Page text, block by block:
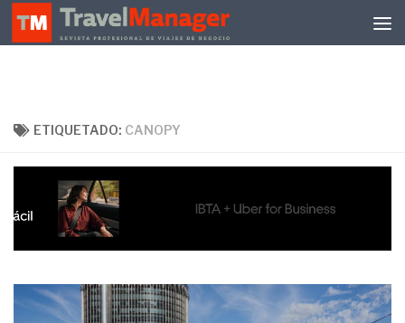
Debajo del contenido
ETIQUETADO: CANOPY